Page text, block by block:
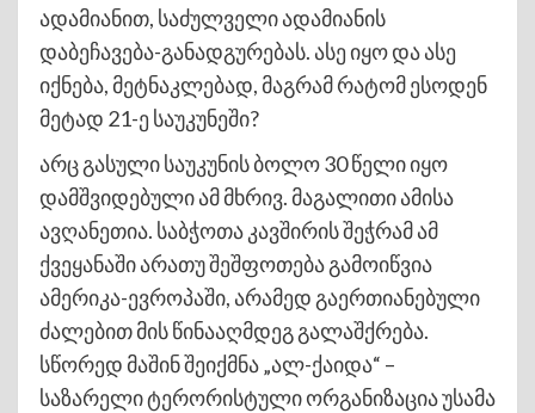
ადამიანით, საძულველი ადამიანის
დაბეჩავება-განადგურებას. ასე იყო და ასე
იქნება, მეტნაკლებად, მაგრამ რატომ ესოდენ
მეტად 21-ე საუკუნეში?
არც გასული საუკუნის ბოლო 30 წელი იყო
დამშვიდებული ამ მხრივ. მაგალითი ამისა
ავღანეთია. საბჭოთა კავშირის შეჭრამ ამ
ქვეყანაში არათუ შეშფოთება გამოიწვია
ამერიკა-ევროპაში, არამედ გაერთიანებული
ძალებით მის წინააღმდეგ გალაშქრება.
სწორედ მაშინ შეიქმნა „ალ-ქაიდა“ –
საზარელი ტერორისტული ორგანიზაცია უსამა